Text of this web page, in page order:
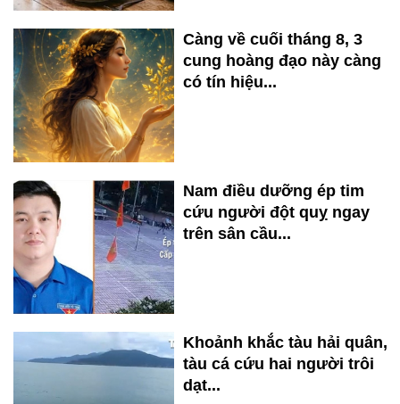
Càng về cuối tháng 8, 3
cung hoàng đạo này càng
có tín hiệu...
Nam điều dưỡng ép tim
cứu người đột quỵ ngay
trên sân cầu...
Khoảnh khắc tàu hải quân,
tàu cá cứu hai người trôi
dạt...